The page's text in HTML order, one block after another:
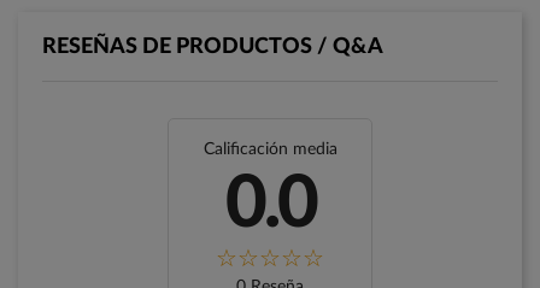
RESEÑAS DE PRODUCTOS / Q&A
Calificación media
0.0